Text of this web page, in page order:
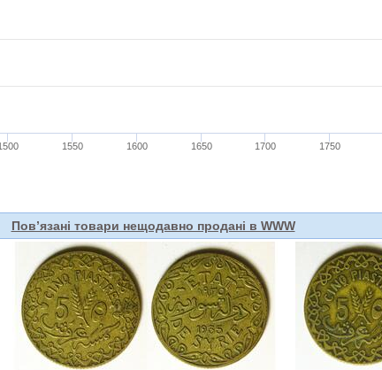
Пов’язані товари нещодавно продані в WWW